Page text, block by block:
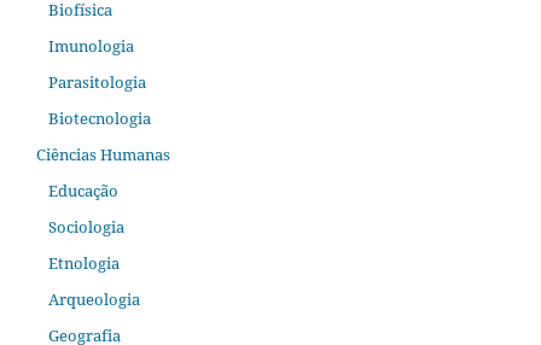
Biofísica
Imunologia
Parasitologia
Biotecnologia
Ciências Humanas
Educação
Sociologia
Etnologia
Arqueologia
Geografia